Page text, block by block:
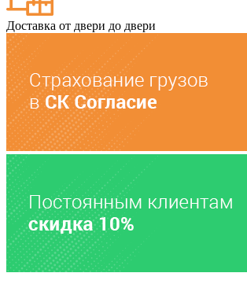
Доставка от двери до двери